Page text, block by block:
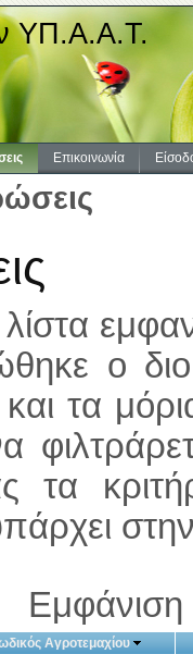
ΥΠ.Α.Α.Τ.
Επικοινωνία
ο
τα
τα
Αγροτεμαχίου